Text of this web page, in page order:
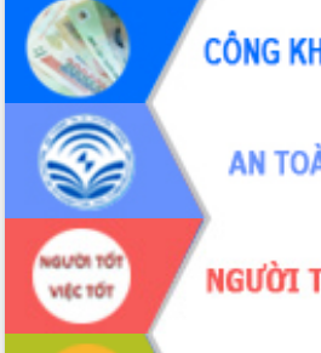
Nâng cao hiệu lực, hiệu quả HĐND
tỉnh thông qua hiện đại hóa hành chính
Xã Ea Phê gắn cải cách hành chính với
chuyển đổi số
Phó Chủ tịch Thường trực UBND tỉnh
Hồ Thị Nguyên Thảo làm việc tại Trung
tâm Phục vụ hành chính công xã Ea
Phê
Xây dựng nền hành chính số đồng
hành cùng nông dân dân, doanh nghiệp
Giai đoạn 2026-2030, Đắk Lắk phấn
đấu có 77% xã đạt chuẩn nông thôn
mới